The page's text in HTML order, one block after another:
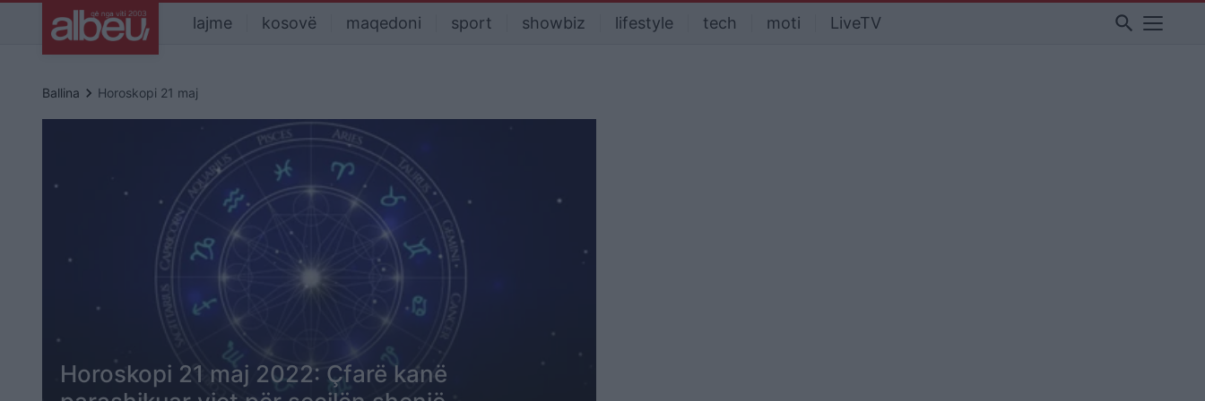
lajme kosovë maqedoni sport showbiz lifestyle tech moti LiveTV search
Ballina keyboard_arrow_right Horoskopi 21 maj
Horoskopi 21 maj 2022: Çfarë kanë